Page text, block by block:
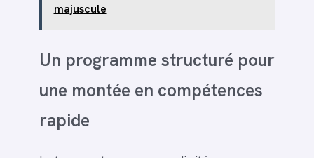
majuscule
Un programme structuré pour
une montée en compétences
rapide